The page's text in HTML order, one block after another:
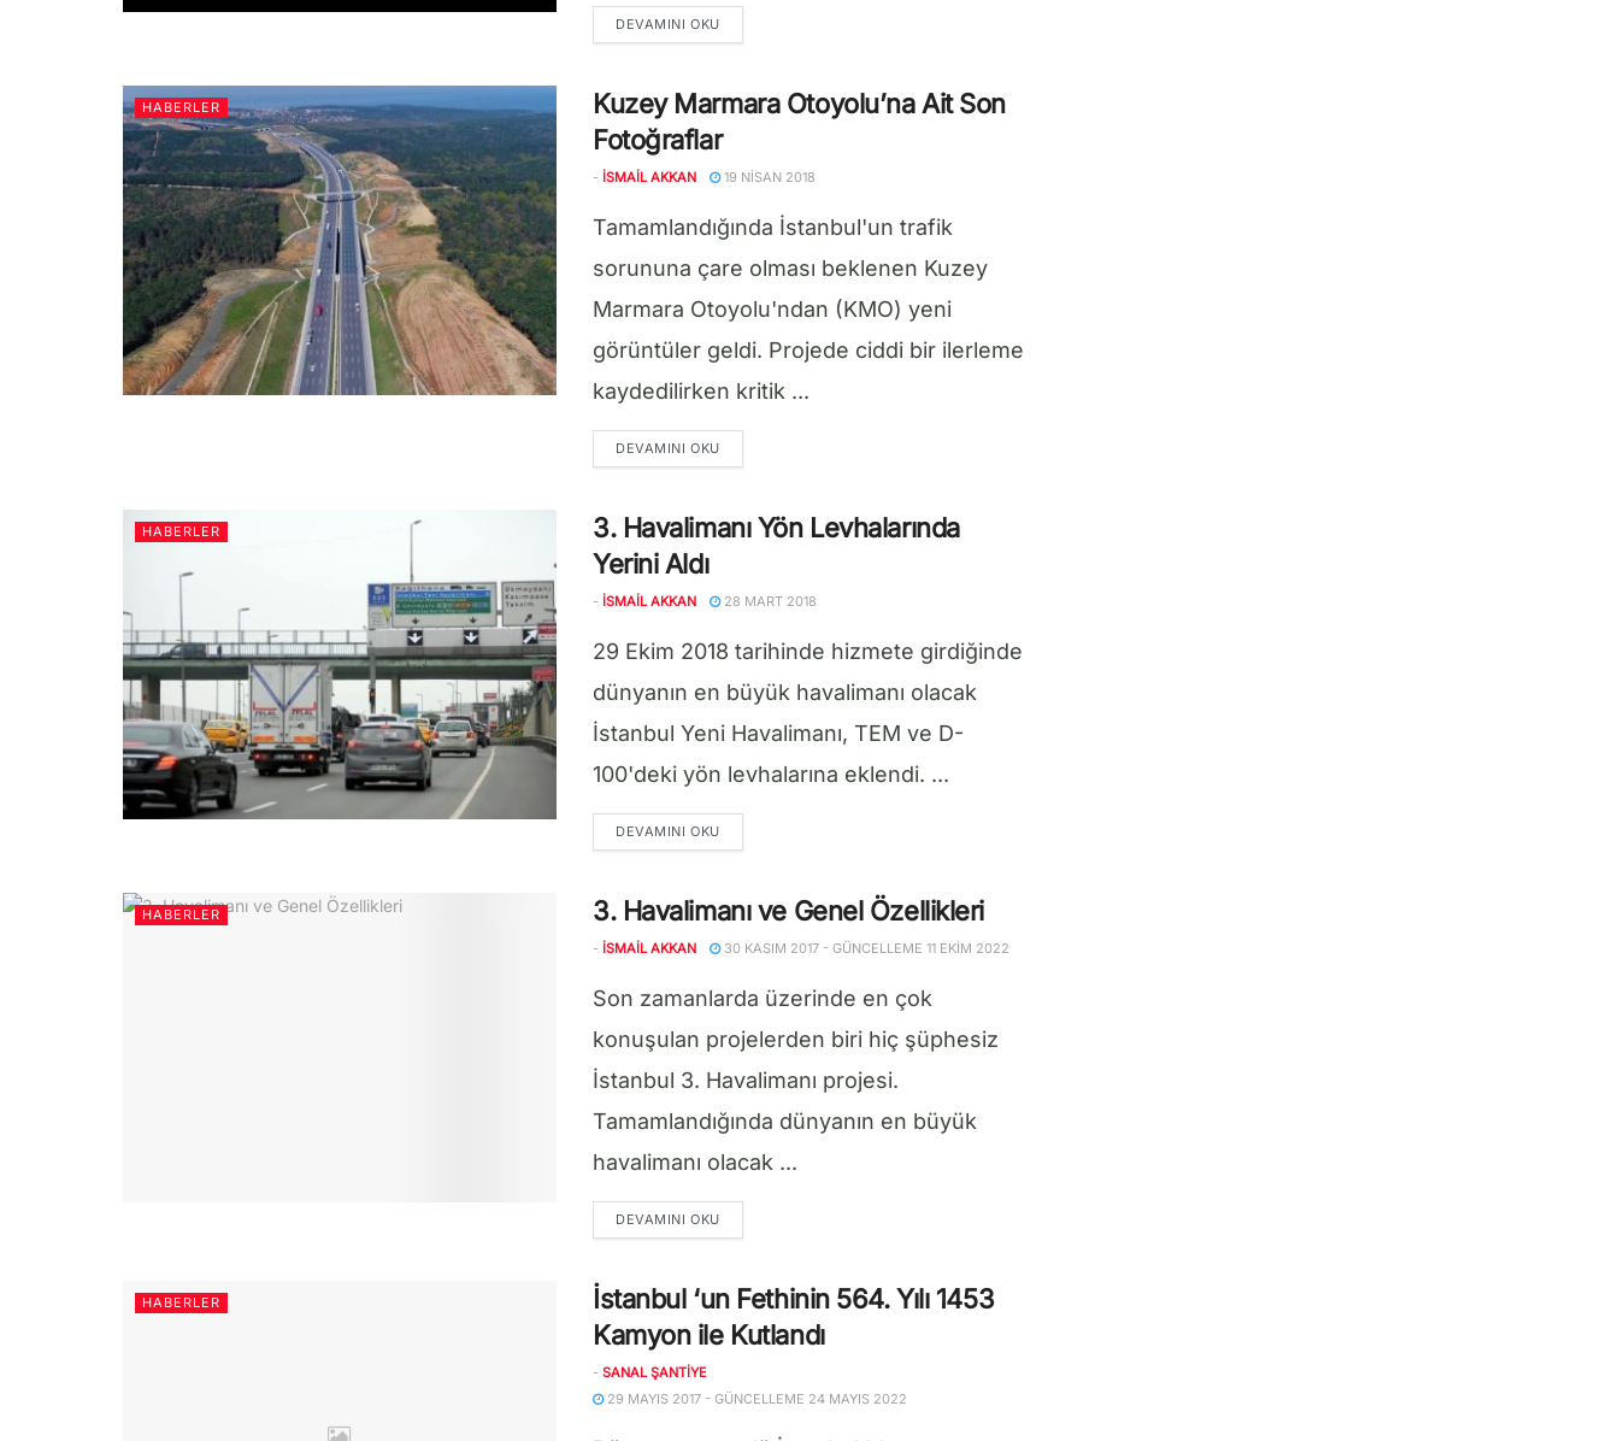
DEVAMINI OKUDETAILS
HABERLER
Kuzey Marmara Otoyolu’na Ait Son
Fotoğraflar
- İSMAIL AKKAN 19 NISAN 2018
Tamamlandığında İstanbul'un trafik
sorununa çare olması beklenen Kuzey
Marmara Otoyolu'ndan (KMO) yeni
görüntüler geldi. Projede ciddi bir ilerleme
kaydedilirken kritik ...
DEVAMINI OKUDETAILS
HABERLER
3. Havalimanı Yön Levhalarında
Yerini Aldı
- İSMAIL AKKAN 28 MART 2018
29 Ekim 2018 tarihinde hizmete girdiğinde
dünyanın en büyük havalimanı olacak
İstanbul Yeni Havalimanı, TEM ve D-
100'deki yön levhalarına eklendi. ...
DEVAMINI OKUDETAILS
HABERLER 3. Havalimanı ve Genel Özellikleri
- İSMAIL AKKAN 30 KASIM 2017 - GÜNCELLEME 11 EKIM 2022
Son zamanlarda üzerinde en çok
konuşulan projelerden biri hiç şüphesiz
İstanbul 3. Havalimanı projesi.
Tamamlandığında dünyanın en büyük
havalimanı olacak ...
DEVAMINI OKUDETAILS
HABERLER
İstanbul ‘un Fethinin 564. Yılı 1453
Kamyon ile Kutlandı
- SANAL ŞANTIYE
29 MAYIS 2017 - GÜNCELLEME 24 MAYIS 2022